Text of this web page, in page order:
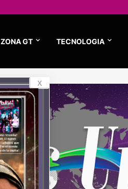
ZONA GT TECNOLOGIA
x